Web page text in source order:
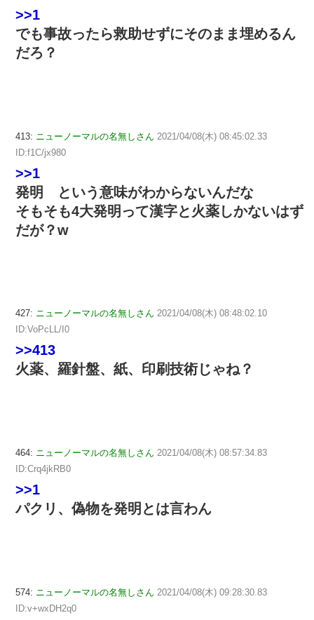
>>1
でも事故ったら救助せずにそのまま埋めるん
だろ？
413: ニューノーマルの名無しさん 2021/04/08(木) 08:45:02.33
ID:f1C/jx980
>>1
発明 という意味がわからないんだな
そもそも4大発明って漢字と火薬しかないはず
だが？w
427: ニューノーマルの名無しさん 2021/04/08(木) 08:48:02.10
ID:VoPcLL/I0
>>413
火薬、羅針盤、紙、印刷技術じゃね？
464: ニューノーマルの名無しさん 2021/04/08(木) 08:57:34.83
ID:Crq4jkRB0
>>1
パクリ、偽物を発明とは言わん
574: ニューノーマルの名無しさん 2021/04/08(木) 09:28:30.83
ID:v+wxDH2q0